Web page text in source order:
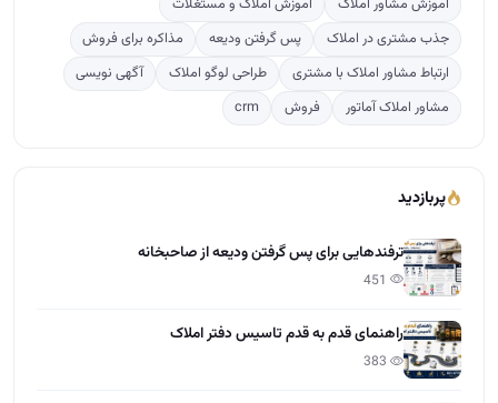
جذب مشتری در املاک
پس گرفتن ودیعه
مذاکره برای فروش
ارتباط مشاور املاک با مشتری
طراحی لوگو املاک
آگهی نویسی
مشاور املاک آماتور
فروش crm
پربازدید
ترفندهایی برای پس گرفتن ودیعه از صاحبخانه
راهنمای قدم به قدم تاسیس دفتر املاک